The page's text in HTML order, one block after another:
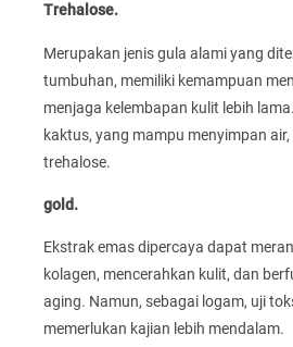
Trehalose.
Merupakan jenis gula alami yang
tumbuhan, memiliki kemampuan
menjaga kelembapan kulit lebih
kaktus, yang mampu menyimpan
trehalose.
gold.
Ekstrak emas dipercaya dapat
kolagen, mencerahkan kulit, dan
aging. Namun, sebagai logam, uji
memerlukan kajian lebih mendalam.